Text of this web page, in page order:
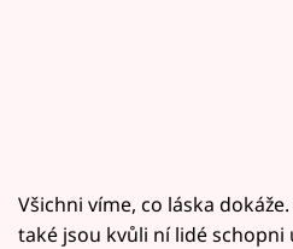
Všichni víme, co láska
také jsou kvůli ní lidé schopni